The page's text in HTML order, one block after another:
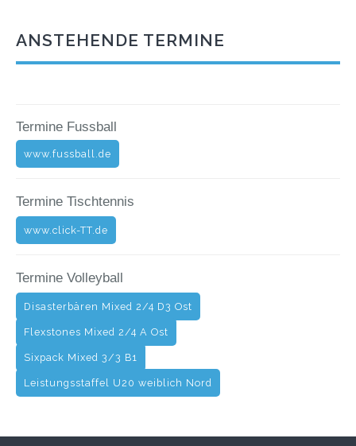
ANSTEHENDE TERMINE
Termine Fussball
www.fussball.de
Termine Tischtennis
www.click-TT.de
Termine Volleyball
Disasterbären Mixed 2/4 D3 Ost
Flexstones Mixed 2/4 A Ost
Sixpack Mixed 3/3 B1
Leistungsstaffel U20 weiblich Nord